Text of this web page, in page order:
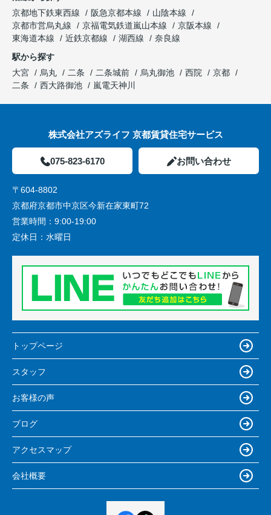
京都地下鉄東西線
阪急京都本線
山陰本線
京都市営烏丸線
京福電気鉄道嵐山本線
京阪本線
東海道本線
近鉄京都線 湖西線
奈良線
駅から探す
大宮
烏丸 二条 二条城前 烏丸御池 西院
京都
二条
西大路御池 嵐電天神川
株式会社アズライフ 京都賃貸住宅サービス
075-823-6170 お問い合わせ
〒604-8802
京都府京都市中京区今新在家東町72
営業時間： 9:00-19:00
定休日： 水曜日
トップページ
スタッフ
お客様の声
ブログ
アクセスマップ
会社概要